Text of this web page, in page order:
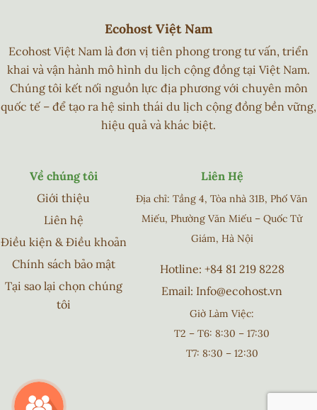
Ecohost Việt Nam
Ecohost Việt Nam là đơn vị tiên phong trong tư vấn, triển
khai và vận hành mô hình du lịch cộng đồng tại Việt Nam.
Chúng tôi kết nối nguồn lực địa phương với chuyên môn
quốc tế – để tạo ra hệ sinh thái du lịch cộng đồng bền vững,
hiệu quả và khác biệt.
Về chúng tôi
Giới thiệu
Liên hệ
Điều kiện & Điều khoản
Chính sách bảo mật
Tại sao lại chọn chúng
tôi
Liên Hệ
Địa chỉ: Tầng 4, Tòa nhà 31B, Phố Văn
Miếu, Phường Văn Miếu – Quốc Tử
Giám, Hà Nội
Hotline: +84 81 219 8228
Email: Info@ecohost.vn
Giờ Làm Việc:
T2 – T6: 8:30 – 17:30
T7: 8:30 – 12:30